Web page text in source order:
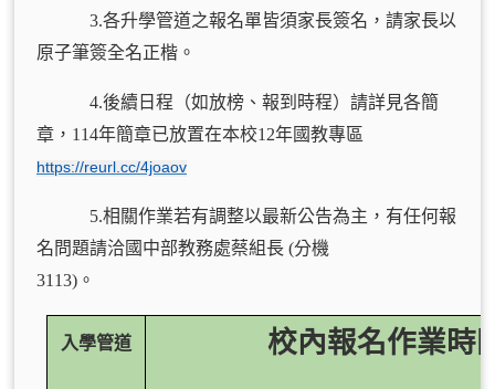
3.各升學管道之報名單皆須家長簽名，請家長以
原子筆簽全名正楷。
4.後續日程（如放榜、報到時程）請詳見各簡
章，114年簡章已放置在本校12年國教專區
https://reurl.cc/4joaov
5.相關作業若有調整以最新公告為主，有任何報
名問題請洽國中部教務處蔡組長 (分機
3113)。
入學管道 校內報名作業時